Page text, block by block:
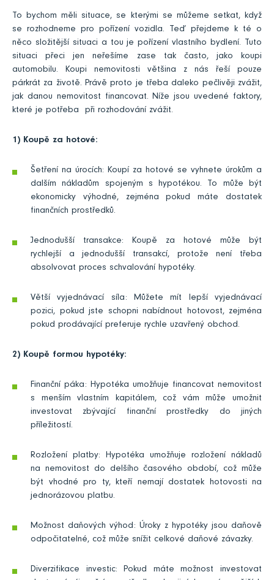
To bychom měli situace, se kterými se můžeme setkat, když
se rozhodneme pro pořízení vozidla. Teď přejdeme k té o
něco složitější situaci a tou je pořízení vlastního bydlení. Tuto
situaci přeci jen neřešíme zase tak často, jako koupi
automobilu. Koupi nemovitosti většina z nás řeší pouze
párkrát za životě. Právě proto je třeba daleko pečlivěji zvážit,
jak danou nemovitost financovat. Níže jsou uvedené faktory,
které je potřeba při rozhodování zvážit.
1) Koupě za hotové:
Šetření na úrocích: Koupí za hotové se vyhnete úrokům a
dalším nákladům spojeným s hypotékou. To může být
ekonomicky výhodné, zejména pokud máte dostatek
finančních prostředků.
Jednodušší transakce: Koupě za hotové může být
rychlejší a jednodušší transakcí, protože není třeba
absolvovat proces schvalování hypotéky.
Větší vyjednávací síla: Můžete mít lepší vyjednávací
pozici, pokud jste schopni nabídnout hotovost, zejména
pokud prodávající preferuje rychle uzavřený obchod.
2) Koupě formou hypotéky:
Finanční páka: Hypotéka umožňuje financovat nemovitost
s menším vlastním kapitálem, což vám může umožnit
investovat zbývající finanční prostředky do jiných
příležitostí.
Rozložení platby: Hypotéka umožňuje rozložení nákladů
na nemovitost do delšího časového období, což může
být vhodné pro ty, kteří nemají dostatek hotovosti na
jednorázovou platbu.
Možnost daňových výhod: Úroky z hypotéky jsou daňově
odpočitatelné, což může snížit celkové daňové závazky.
Diverzifikace investic: Pokud máte možnost investovat